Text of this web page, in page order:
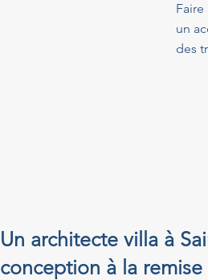
un
des
Un architecte villa à
conception à la remise